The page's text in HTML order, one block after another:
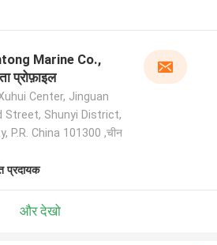
Marine Co.,
प्रोफ़ाइल
Center, Jinguan
Street, Shunyi District,
P.R. China 101300 ,चीन
प्रदायक
और देखो